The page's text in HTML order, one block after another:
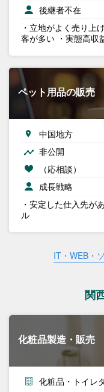
後継者不在
・立地がよく売り上
客が多い ・実態高収
ペット用品の販売
中国地方
非公開
（応相談）
成長戦略
・安定した仕入先が
ル
IT・WEB・
関
化粧品製造・販売
化粧品・トイレ